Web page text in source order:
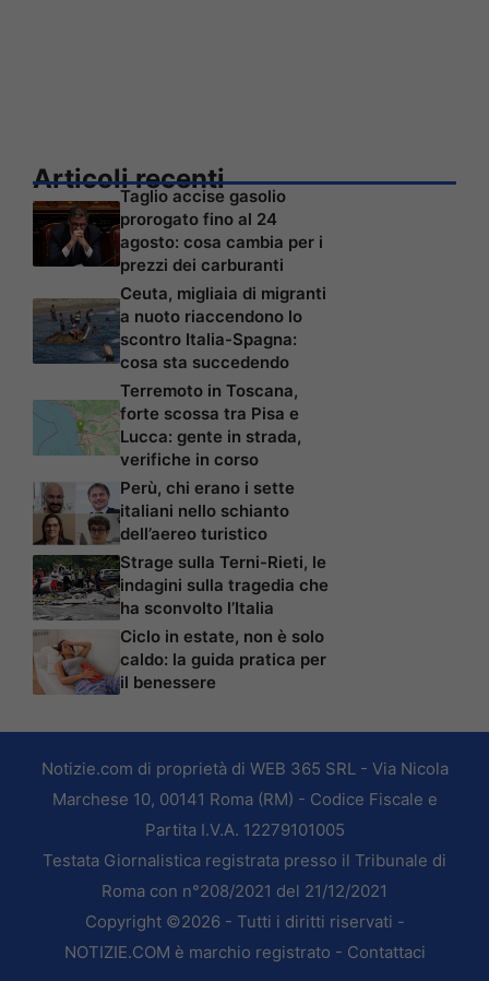
Articoli recenti
Taglio accise gasolio
prorogato fino al 24
agosto: cosa cambia per i
prezzi dei carburanti
Ceuta, migliaia di migranti
a nuoto riaccendono lo
scontro Italia-Spagna:
cosa sta succedendo
Terremoto in Toscana,
forte scossa tra Pisa e
Lucca: gente in strada,
verifiche in corso
Perù, chi erano i sette
italiani nello schianto
dell’aereo turistico
Strage sulla Terni-Rieti, le
indagini sulla tragedia che
ha sconvolto l’Italia
Ciclo in estate, non è solo
caldo: la guida pratica per
il benessere
Notizie.com di proprietà di WEB 365 SRL - Via Nicola
Marchese 10, 00141 Roma (RM) - Codice Fiscale e
Partita I.V.A. 12279101005
Testata Giornalistica registrata presso il Tribunale di
Roma con n°208/2021 del 21/12/2021
Copyright ©2026 - Tutti i diritti riservati -
NOTIZIE.COM è marchio registrato - Contattaci